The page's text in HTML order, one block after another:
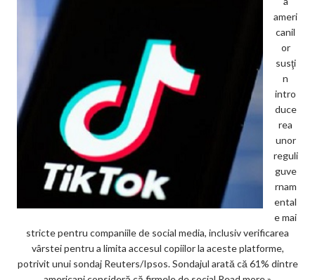
ameri
canil
or
susţi
n
intro
duce
rea
unor
reguli
guve
rnam
ental
e mai
stricte pentru companiile de social media, inclusiv verificarea
vârstei pentru a limita accesul copiilor la aceste platforme,
potrivit unui sondaj Reuters/Ipsos. Sondajul arată că 61% dintre